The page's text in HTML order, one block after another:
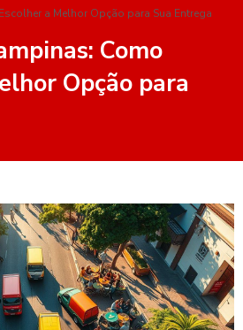
a Melhor Opção para Sua Entrega
Como
Opção para